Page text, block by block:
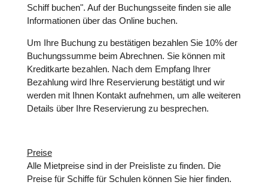
Schiff buchen". Auf der Buchungsseite finden sie alle
Informationen über das Online buchen.
Um Ihre Buchung zu bestätigen bezahlen Sie 10% der
Buchungssumme beim Abrechnen. Sie können mit
Kreditkarte bezahlen. Nach dem Empfang Ihrer
Bezahlung wird Ihre Reservierung bestätigt und wir
werden mit Ihnen Kontakt aufnehmen, um alle weiteren
Details über Ihre Reservierung zu besprechen.
Preise
Alle Mietpreise sind in der Preislistezu finden. Die
Preise für Schiffe für Schulen können Sie hierfinden.